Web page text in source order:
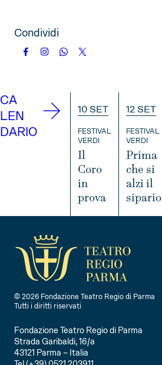
Condividi
CA
LEN
DARIO
10 SET
FESTIVAL
VERDI
Il
Coro
in
prova
F
O
12 SET
FESTIVAL
VERDI
Prima
che si
alzi il
sipario
© 2026 Fondazione Teatro Regio di Parma
Tutti i diritti riservati
Fondazione Teatro Regio di Parma
Strada Garibaldi, 16/a
43121 Parma – Italia